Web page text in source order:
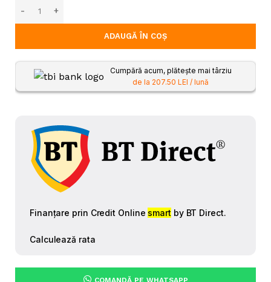
ADAUGĂ ÎN COȘ
Cumpără acum, plătește mai târziu
de la 207.50 LEI / lună